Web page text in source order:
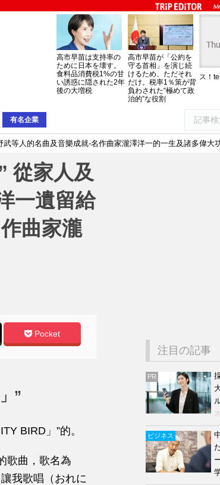
高市早苗は支持率の
ために日本を壊す。
食料品消費税1%の甘
い誘惑に隠された2年
後の大増税
高市早苗が「公約を
守る首相」を演じ続
けるため、ただそれ
だけ。税率1％策が背
負わされた“極めて政
治的”な役割
ス！
有名企業
等人的名曲及音樂成就-名作曲家瀧澤洋一的一生及諸多偉大
從家人及
一遺留給
曲家瀧
Pocket
”
BIRD」”的。
歌曲，歌名為
我歌唱（おれに
注目の記事
PR
ビジネス